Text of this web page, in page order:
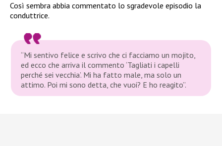
Così sembra abbia commentato lo sgradevole episodio la
conduttrice.
“Mi sentivo felice e scrivo che ci facciamo un mojito,
ed ecco che arriva il commento ‘Tagliati i capelli
perché sei vecchia’. Mi ha fatto male, ma solo un
attimo. Poi mi sono detta, che vuoi? E ho reagito”.